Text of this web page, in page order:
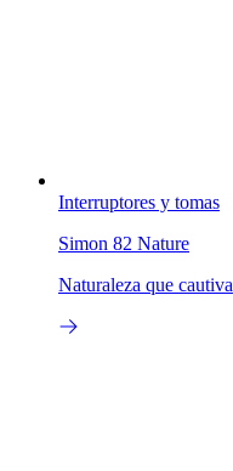
Interruptores y tomas
Simon 82 Nature
Naturaleza que cautiva